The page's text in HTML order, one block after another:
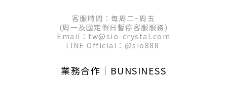
客服時間：每周二~周五
(周一及國定假日暫停客服服務)
Email：tw@sio-crystal.com
LINE Official： @sio888
業務合作│BUNSINESS